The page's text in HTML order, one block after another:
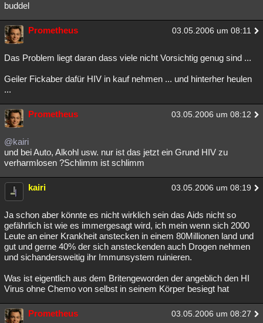
buddel
Prometheus 03.05.2006 um 08:11
Das Problem liegt daran dass viele nicht Vorsichtig genug sind ...
Geiler Fickaber dafür HIV in kauf nehmen ... und hinterher heulen
...
Prometheus 03.05.2006 um 08:12
@kairi
und bei Auto, Alkohl usw. nur ist das jetzt ein Grund HIV zu
verharmlosen ?Schlimm ist schlimm
kairi 03.05.2006 um 08:19
Ja schon aber könnte es nicht wirklich sein das Aids nicht so
gefährlich ist wie es immergesagt wird, ich mein wenn sich 2000
Leute an einer Krankheit anstecken in einem 80Millionen land und
gut und gerne 40% der sich ansteckenden auch Drogen nehmen
und sichandersweitig ihr Immunsystem ruinieren.
Was ist eigentlich aus dem Britengeworden der angeblich den HI
Virus ohne Chemo von selbst in seinem Körper besiegt hat
Prometheus 03.05.2006 um 08:27